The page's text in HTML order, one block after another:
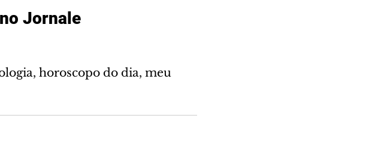
Jornale
horoscopo do dia, meu